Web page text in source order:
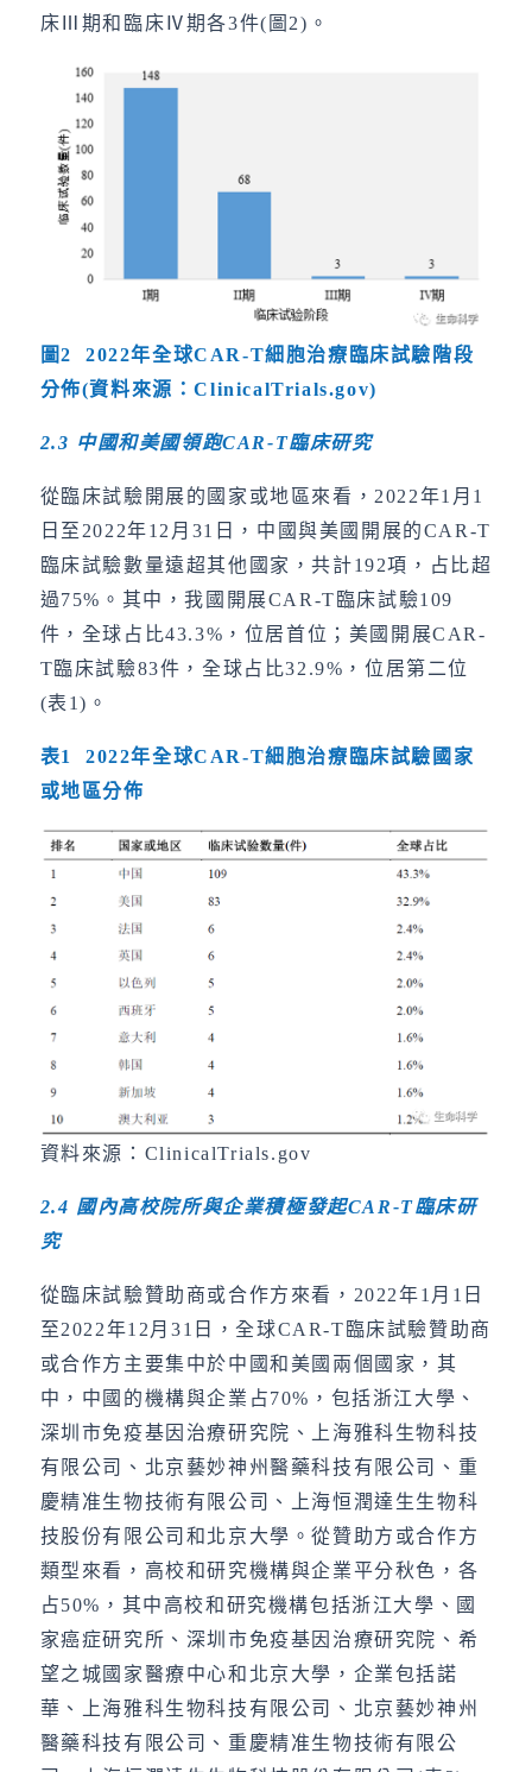
床Ⅲ期和臨床Ⅳ期各3件(圖2)。
圖2 2022年全球CAR-T細胞治療臨床試驗階段
分佈(資料來源：ClinicalTrials.gov)
2.3 中國和美國領跑CAR-T臨床研究
從臨床試驗開展的國家或地區來看，2022年1月1
日至2022年12月31日，中國與美國開展的CAR-T
臨床試驗數量遠超其他國家，共計192項，占比超
過75%。其中，我國開展CAR-T臨床試驗109
件，全球占比43.3%，位居首位；美國開展CAR-
T臨床試驗83件，全球占比32.9%，位居第二位
(表1)。
表1 2022年全球CAR-T細胞治療臨床試驗國家
或地區分佈
資料來源：ClinicalTrials.gov
2.4 國內高校院所與企業積極發起CAR-T臨床研
究
從臨床試驗贊助商或合作方來看，2022年1月1日
至2022年12月31日，全球CAR-T臨床試驗贊助商
或合作方主要集中於中國和美國兩個國家，其
中，中國的機構與企業占70%，包括浙江大學、
深圳市免疫基因治療研究院、上海雅科生物科技
有限公司、北京藝妙神州醫藥科技有限公司、重
慶精准生物技術有限公司、上海恒潤達生生物科
技股份有限公司和北京大學。從贊助方或合作方
類型來看，高校和研究機構與企業平分秋色，各
占50%，其中高校和研究機構包括浙江大學、國
家癌症研究所、深圳市免疫基因治療研究院、希
望之城國家醫療中心和北京大學，企業包括諾
華、上海雅科生物科技有限公司、北京藝妙神州
醫藥科技有限公司、重慶精准生物技術有限公